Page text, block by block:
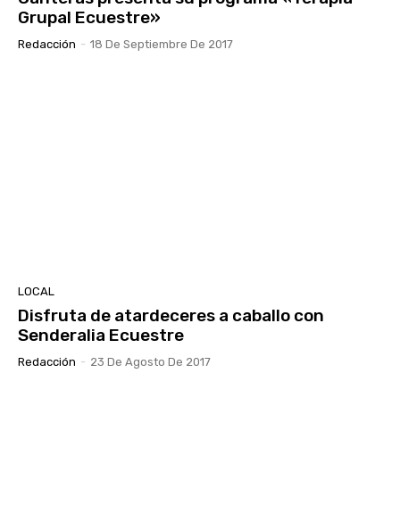
Grupal Ecuestre»
Redacción - 18 De Septiembre De 2017
LOCAL
Disfruta de atardeceres a caballo con
Senderalia Ecuestre
Redacción - 23 De Agosto De 2017